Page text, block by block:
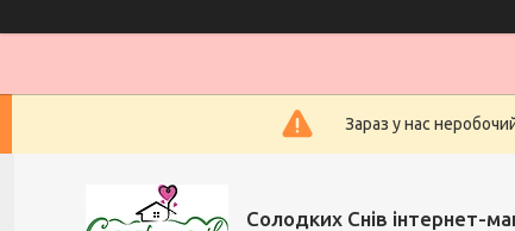
Зараз у нас
Солодких Снів інтернет-